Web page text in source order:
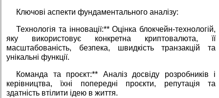
Ключові аспекти фундаментального аналізу:
Технологія та інновації:** Оцінка блокчейн-технологій,
яку використовує конкретна криптовалюта, її
масштабованість, безпека, швидкість транзакцій та
унікальні функції.
Команда та проєкт:** Аналіз досвіду розробників і
керівництва, їхні попередні проєкти, репутація та
здатність втілити ідею в життя.